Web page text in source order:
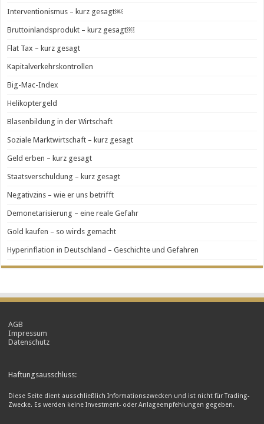
Interventionismus – kurz gesagt￼
Bruttoinlandsprodukt – kurz gesagt￼
Flat Tax – kurz gesagt
Kapitalverkehrskontrollen
Big-Mac-Index
Helikoptergeld
Blasenbildung in der Wirtschaft
Soziale Marktwirtschaft – kurz gesagt
Geld erben – kurz gesagt
Staatsverschuldung – kurz gesagt
Negativzins – wie er uns betrifft
Demonetarisierung – eine reale Gefahr
Gold kaufen – so wirds gemacht
Hyperinflation in Deutschland – Geschichte und Gefahren
AGB
Impressum
Datenschutz
Haftungsausschluss:
Diese Seite dient ausschließlich Informationszwecken und ist nicht für Trading-
Zwecke. Es werden keine Investment- oder Anlageempfehlungen gegeben.